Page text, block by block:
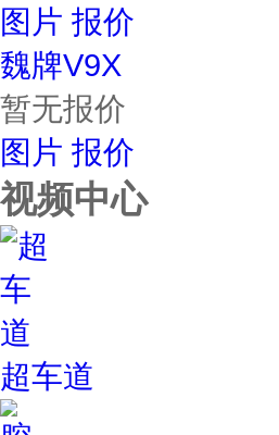
图片 报价
魏牌V9X
暂无报价
图片 报价
视频中心
超车道